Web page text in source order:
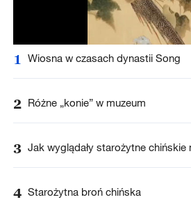
1 Wiosna w czasach dynastii Song
2 Różne „konie” w muzeum
3 Jak wyglądały starożytne chińskie
4 Starożytna broń chińska